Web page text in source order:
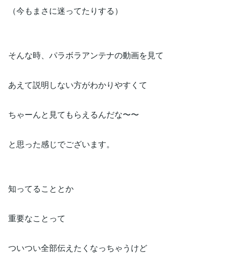
（今もまさに迷ってたりする）
そんな時、パラボラアンテナの動画を見て
あえて説明しない方がわかりやすくて
ちゃーんと見てもらえるんだな〜〜
と思った感じでございます。
知ってることとか
重要なことって
ついつい全部伝えたくなっちゃうけど